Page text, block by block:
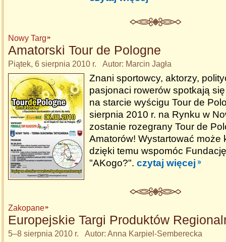
Nowy Targ
Amatorski Tour de Pologne
Piątek, 6 sierpnia 2010 r. Autor: Marcin Jagła
Znani sportowcy, aktorzy,
pasjonaci rowerów spotkają
na starcie wyścigu Tour de
sierpnia 2010 r. na Rynku w
zostanie rozegrany Tour de
Amatorów! Wystartować może
dzięki temu wspomóc
"AKogo?". czytaj więcej
Zakopane
Europejskie Targi Produktów
5–8 sierpnia 2010 r. Autor: Anna Karpiel-Semberecka